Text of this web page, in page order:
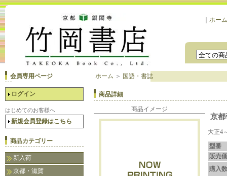
ホーム
会員専用ページ
ログイン
はじめてのお客様へ
新規会員登録はこちら
商品カテゴリー
新入荷
京都・滋賀
ホーム ＞ 国語・書誌
商品詳細
商品イメージ
京都
大正
型番
販売
購入数